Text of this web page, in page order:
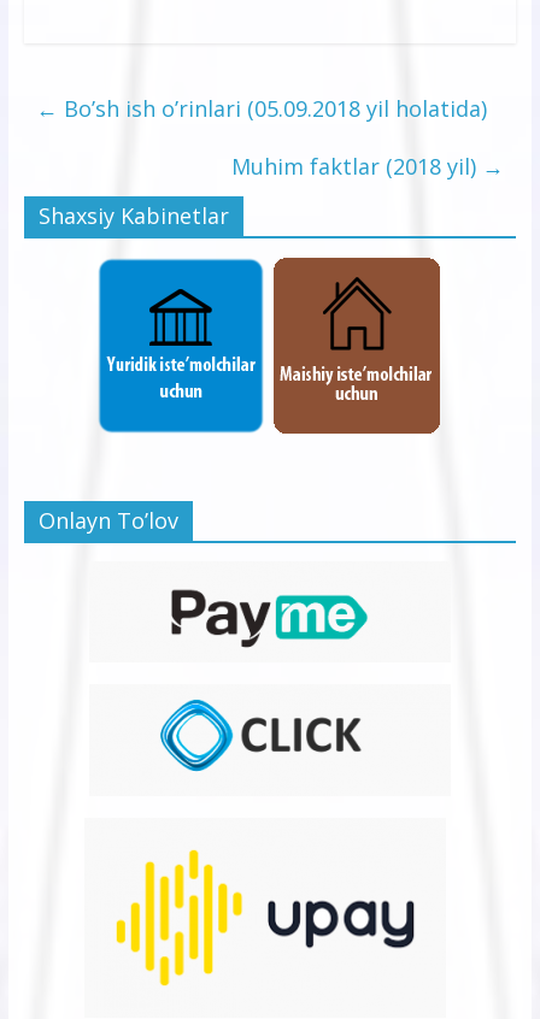
← Bo’sh ish o’rinlari (05.09.2018 yil holatida)
Muhim faktlar (2018 yil) →
Shaxsiy Kabinetlar
Onlayn To’lov